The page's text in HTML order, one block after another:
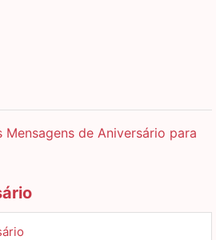
Mensagens de Aniversário para